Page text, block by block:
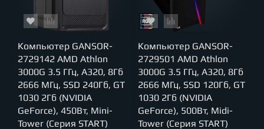
Компьютер GANSOR-
2729142 AMD Athlon
3000G 3.5 ГГц, A320, 8Гб
2666 МГц, SSD 240Гб, GT
1030 2Гб (NVIDIA
GeForce), 450Вт, Mini-
Tower (Серия START)
Компьютер GANSOR-
2729501 AMD Athlon
3000G 3.5 ГГц, A320, 8Гб
2666 МГц, SSD 120Гб, GT
1030 2Гб (NVIDIA
GeForce), 500Вт, Midi-
Tower (Серия START)